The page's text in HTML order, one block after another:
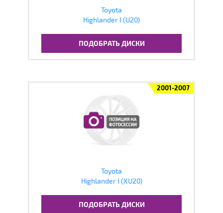
Toyota
Highlander I (U20)
ПОДОБРАТЬ ДИСКИ
2001-2007
Toyota
Highlander I (XU20)
ПОДОБРАТЬ ДИСКИ